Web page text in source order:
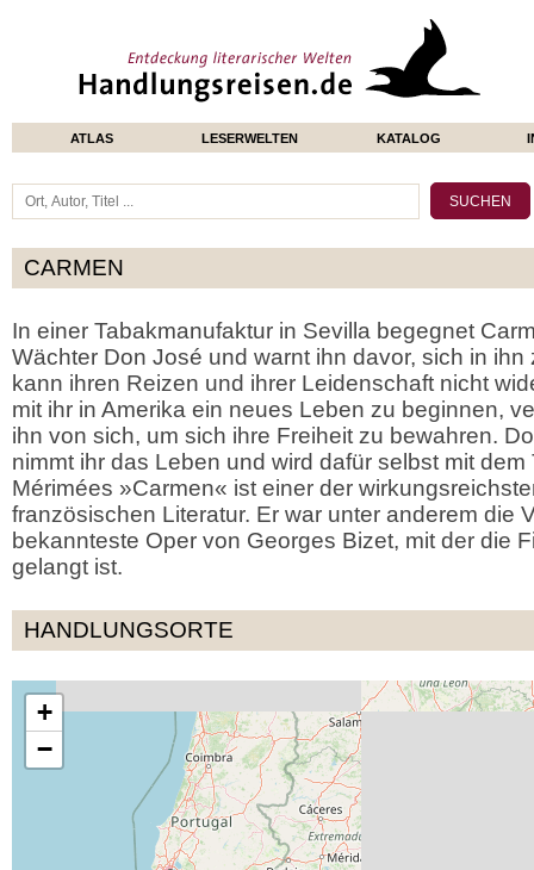
ATLAS LESERWELTEN KATALOG
CARMEN
In einer Tabakmanufaktur in Sevilla begegnet
Wächter Don José und warnt ihn davor, sich in ihn
kann ihren Reizen und ihrer Leidenschaft nicht
mit ihr in Amerika ein neues Leben zu beginnen,
ihn von sich, um sich ihre Freiheit zu bewahren.
nimmt ihr das Leben und wird dafür selbst mit dem
Mérimées »Carmen« ist einer der
französischen Literatur. Er war unter anderem die
bekannteste Oper von Georges Bizet, mit der die
gelangt ist.
HANDLUNGSORTE
+
−